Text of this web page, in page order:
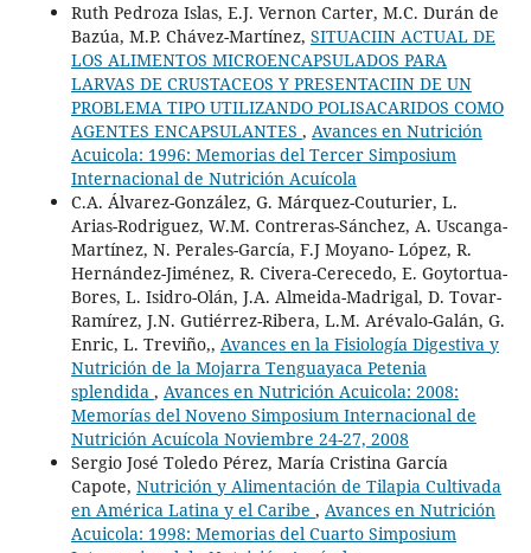
Ruth Pedroza Islas, E.J. Vernon Carter, M.C. Durán de
Bazúa, M.P. Chávez-Martínez, SITUACIIN ACTUAL DE
LOS ALIMENTOS MICROENCAPSULADOS PARA
LARVAS DE CRUSTACEOS Y PRESENTACIIN DE UN
PROBLEMA TIPO UTILIZANDO POLISACARIDOS COMO
AGENTES ENCAPSULANTES , Avances en Nutrición
Acuicola: 1996: Memorias del Tercer Simposium
Internacional de Nutrición Acuícola
C.A. Álvarez-González, G. Márquez-Couturier, L.
Arias-Rodriguez, W.M. Contreras-Sánchez, A. Uscanga-
Martínez, N. Perales-García, F.J Moyano- López, R.
Hernández-Jiménez, R. Civera-Cerecedo, E. Goytortua-
Bores, L. Isidro-Olán, J.A. Almeida-Madrigal, D. Tovar-
Ramírez, J.N. Gutiérrez-Ribera, L.M. Arévalo-Galán, G.
Enric, L. Treviño,, Avances en la Fisiología Digestiva y
Nutrición de la Mojarra Tenguayaca Petenia
splendida , Avances en Nutrición Acuicola: 2008:
Memorías del Noveno Simposium Internacional de
Nutrición Acuícola Noviembre 24-27, 2008
Sergio José Toledo Pérez, María Cristina García
Capote, Nutrición y Alimentación de Tilapia Cultivada
en América Latina y el Caribe , Avances en Nutrición
Acuicola: 1998: Memorias del Cuarto Simposium